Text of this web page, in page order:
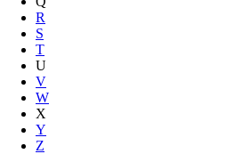
R
S
T
U
V
W
X
Y
Z